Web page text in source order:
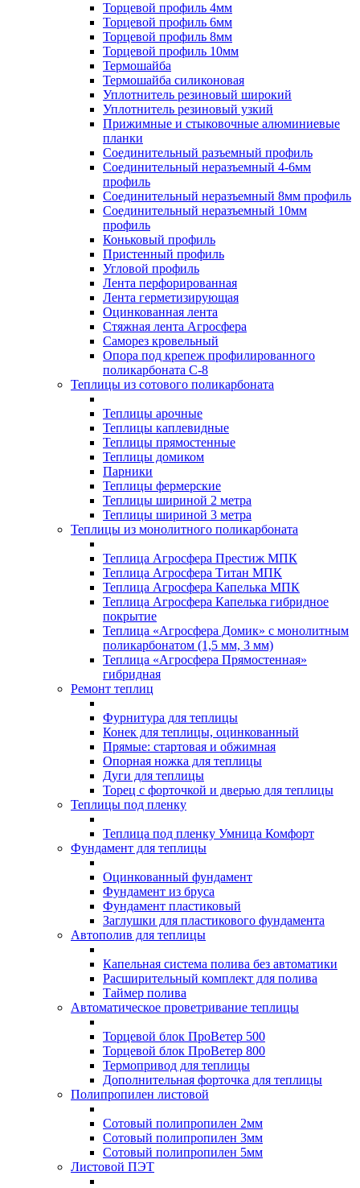
Торцевой профиль 4мм
Торцевой профиль 6мм
Торцевой профиль 8мм
Торцевой профиль 10мм
Термошайба
Термошайба силиконовая
Уплотнитель резиновый широкий
Уплотнитель резиновый узкий
Прижимные и стыковочные алюминиевые
планки
Соединительный разъемный профиль
Соединительный неразъемный 4-6мм
профиль
Соединительный неразъемный 8мм профиль
Соединительный неразъемный 10мм
профиль
Коньковый профиль
Пристенный профиль
Угловой профиль
Лента перфорированная
Лента герметизирующая
Оцинкованная лента
Стяжная лента Агросфера
Саморез кровельный
Опора под крепеж профилированного
поликарбоната С-8
Теплицы из сотового поликарбоната
Теплицы арочные
Теплицы каплевидные
Теплицы прямостенные
Теплицы домиком
Парники
Теплицы фермерские
Теплицы шириной 2 метра
Теплицы шириной 3 метра
Теплицы из монолитного поликарбоната
Теплица Агросфера Престиж МПК
Теплица Агросфера Титан МПК
Теплица Агросфера Капелька МПК
Теплица Агросфера Капелька гибридное
покрытие
Теплица «Агросфера Домик» с монолитным
поликарбонатом (1,5 мм, 3 мм)
Теплица «Агросфера Прямостенная»
гибридная
Ремонт теплиц
Фурнитура для теплицы
Конек для теплицы, оцинкованный
Прямые: стартовая и обжимная
Опорная ножка для теплицы
Дуги для теплицы
Торец с форточкой и дверью для теплицы
Теплицы под пленку
Теплица под пленку Умница Комфорт
Фундамент для теплицы
Оцинкованный фундамент
Фундамент из бруса
Фундамент пластиковый
Заглушки для пластикового фундамента
Автополив для теплицы
Капельная система полива без автоматики
Расширительный комплект для полива
Таймер полива
Автоматическое проветривание теплицы
Торцевой блок ПроВетер 500
Торцевой блок ПроВетер 800
Термопривод для теплицы
Дополнительная форточка для теплицы
Полипропилен листовой
Сотовый полипропилен 2мм
Сотовый полипропилен 3мм
Сотовый полипропилен 5мм
Листовой ПЭТ